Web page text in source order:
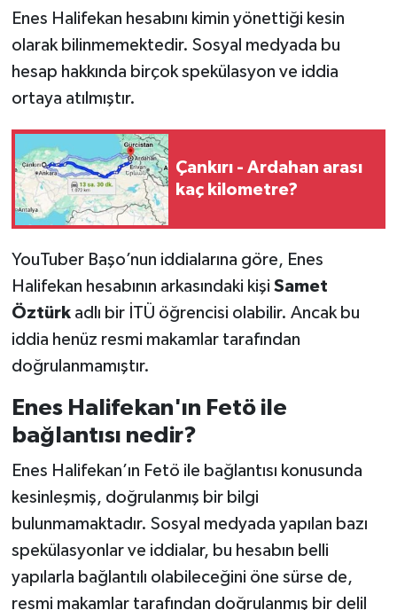
Enes Halifekan hesabını kimin yönettiği kesin
olarak bilinmemektedir. Sosyal medyada bu
hesap hakkında birçok spekülasyon ve iddia
ortaya atılmıştır.
Çankırı - Ardahan arası
kaç kilometre?
YouTuber Başo’nun iddialarına göre, Enes
Halifekan hesabının arkasındaki kişi Samet
Öztürkadlı bir İTÜ öğrencisi olabilir. Ancak bu
iddia henüz resmi makamlar tarafından
doğrulanmamıştır.
Enes Halifekan'ın Fetö ile
bağlantısı nedir?
Enes Halifekan’ın Fetö ile bağlantısı konusunda
kesinleşmiş, doğrulanmış bir bilgi
bulunmamaktadır. Sosyal medyada yapılan bazı
spekülasyonlar ve iddialar, bu hesabın belli
yapılarla bağlantılı olabileceğini öne sürse de,
resmi makamlar tarafından doğrulanmış bir delil